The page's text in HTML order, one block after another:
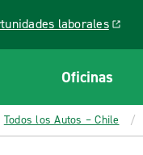
laborales
in a new window
Oficinas
Todos los Autos – Chile